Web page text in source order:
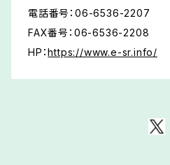
電話番号：06-6536-2207
FAX番号：06-6536-2208
HP：https://www.e-sr.info/